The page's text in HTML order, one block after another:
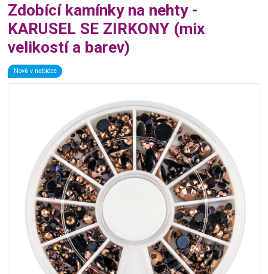
Zdobící kamínky na nehty -
KARUSEL SE ZIRKONY (mix
velikostí a barev)
Nově v nabídce